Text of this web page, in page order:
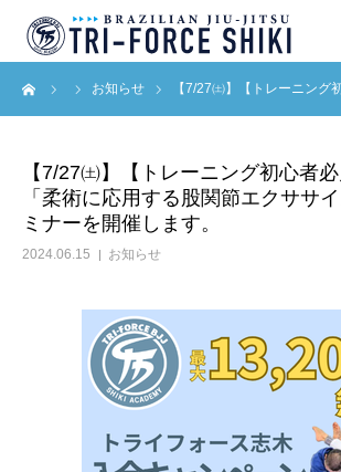
お知らせ 【7/27㈯】【トレーニング
【7/27㈯】【トレーニング初心者
「柔術に応用する股関節エクササ
ミナーを開催します。
2024.06.15 お知らせ
ABOUT
タイムテーブル
アクセス
English